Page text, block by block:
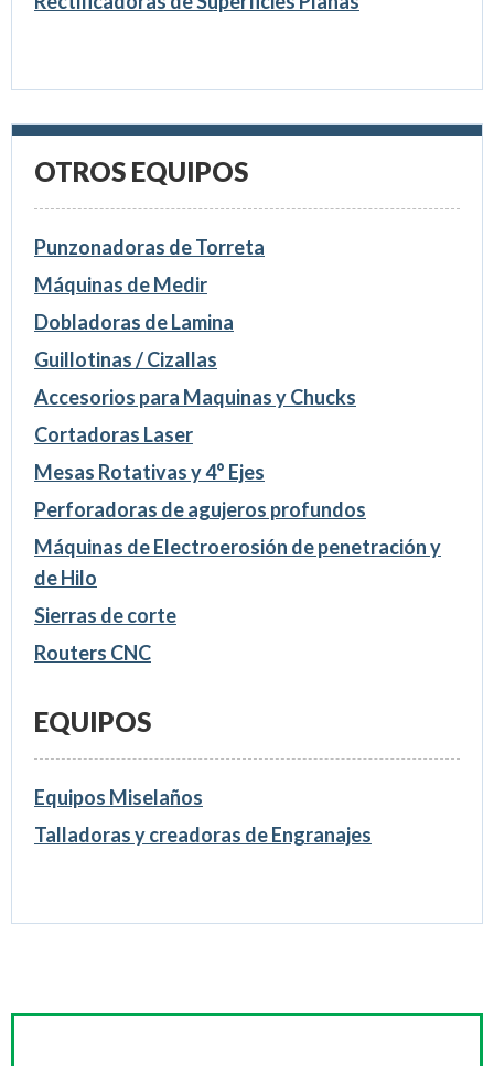
OTROS EQUIPOS
Punzonadoras de Torreta
Máquinas de Medir
Dobladoras de Lamina
Guillotinas / Cizallas
Accesorios para Maquinas y Chucks
Cortadoras Laser
Mesas Rotativas y 4° Ejes
Perforadoras de agujeros profundos
Máquinas de Electroerosión de penetración y
de Hilo
Sierras de corte
Routers CNC
EQUIPOS
Equipos Miselaños
Talladoras y creadoras de Engranajes